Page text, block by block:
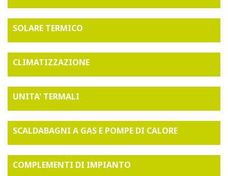
SOLARE TERMICO
CLIMATIZZAZIONE
UNITA' TERMALI
SCALDABAGNI A GAS E POMPE DI CALORE
COMPLEMENTI DI IMPIANTO